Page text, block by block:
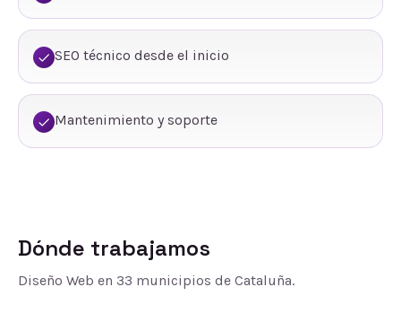
SEO técnico desde el inicio
Mantenimiento y soporte
Dónde trabajamos
Diseño Web en 33 municipios de Cataluña.